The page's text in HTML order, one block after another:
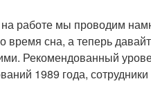
работе мы проводим
время сна, а теперь
Рекомендованный
1989 года,